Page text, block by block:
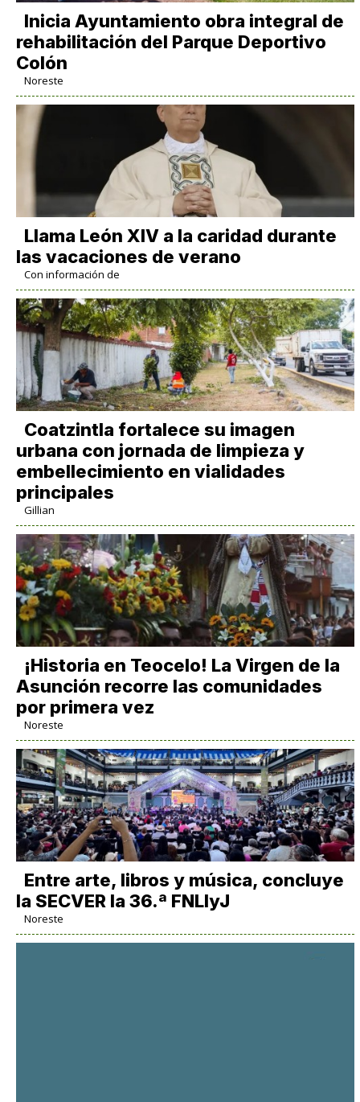
Inicia Ayuntamiento obra integral de
rehabilitación del Parque Deportivo
Colón
Noreste
Llama León XIV a la caridad durante
las vacaciones de verano
Con información de
Coatzintla fortalece su imagen
urbana con jornada de limpieza y
embellecimiento en vialidades
principales
Gillian
​¡Historia en Teocelo! La Virgen de la
Asunción recorre las comunidades
por primera vez
Noreste
Entre arte, libros y música, concluye
la SECVER la 36.ª FNLIyJ
Noreste